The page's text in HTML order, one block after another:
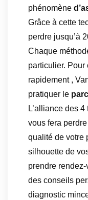
phénomène
Grâce à cette
perdre jusqu’à
Chaque
particulier. Pour
rapidement ,
pratiquer le
L’alliance des
vous fera
qualité de votre
silhouette de
prendre
des conseils
diagnostic